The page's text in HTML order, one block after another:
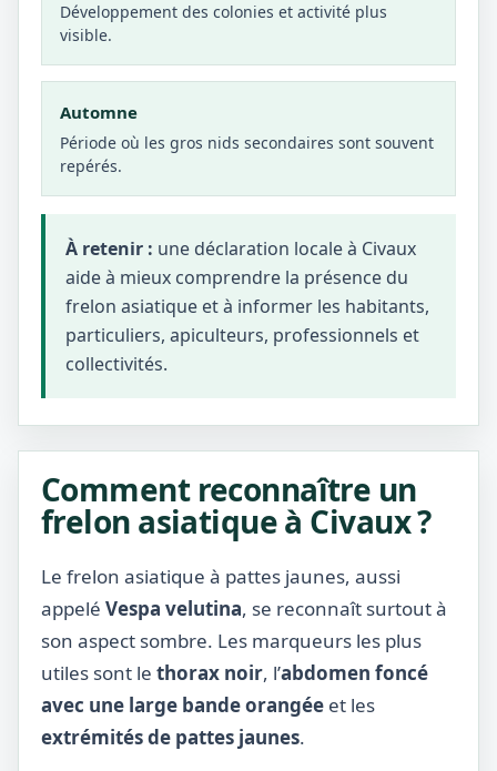
Développement des colonies et activité plus
visible.
Automne
Période où les gros nids secondaires sont souvent
repérés.
À retenir : une déclaration locale à Civaux
aide à mieux comprendre la présence du
frelon asiatique et à informer les habitants,
particuliers, apiculteurs, professionnels et
collectivités.
Comment reconnaître un
frelon asiatique à Civaux ?
Le frelon asiatique à pattes jaunes, aussi
appelé Vespa velutina, se reconnaît surtout à
son aspect sombre. Les marqueurs les plus
utiles sont le thorax noir, l’abdomen foncé
avec une large bande orangée et les
extrémités de pattes jaunes.